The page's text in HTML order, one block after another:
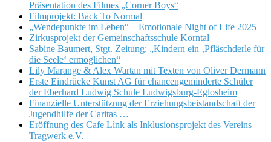
Präsentation des Filmes „Corner Boys“
Filmprojekt: Back To Normal
„Wendepunkte im Leben“ – Emotionale Night of Life 2025
Zirkusprojekt der Gemeinschaftsschule Korntal
Sabine Baumert, Stgt. Zeitung: „Kindern ein ‚Pfläschderle für
die Seele‘ ermöglichen“
Lily Marange & Alex Wartan mit Texten von Oliver Dermann
Erste Eindrücke Kunst AG für chancengeminderte Schüler
der Eberhard Ludwig Schule Ludwigsburg-Eglosheim
Finanzielle Unterstützung der Erziehungsbeistandschaft der
Jugendhilfe der Caritas …
Eröffnung des Cafe Lìnk als Inklusionsprojekt des Vereins
Tragwerk e.V.